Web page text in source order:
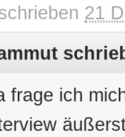
21
frage ich